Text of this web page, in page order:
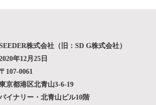
株式会社（旧：SD G株式会社）
年12月25日
〒107-0061
京都港区北青山3-6-19
イナリー・北青山ビル10階